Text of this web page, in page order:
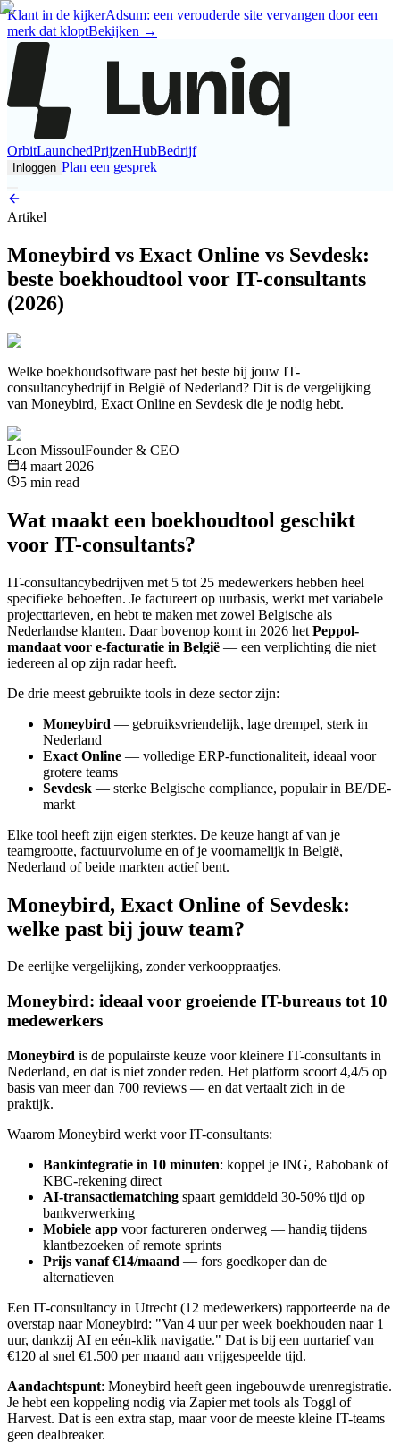
Klant in de kijkerAdsum: een verouderde site vervangen door een
merk dat kloptBekijken →
OrbitLaunchedPrijzenHubBedrijf
Inloggen Plan een gesprek
Artikel
Moneybird vs Exact Online vs Sevdesk:
beste boekhoudtool voor IT-consultants
(2026)
Welke boekhoudsoftware past het beste bij jouw IT-
consultancybedrijf in België of Nederland? Dit is de vergelijking
van Moneybird, Exact Online en Sevdesk die je nodig hebt.
Leon MissoulFounder & CEO
4 maart 2026
5 min read
Wat maakt een boekhoudtool geschikt
voor IT-consultants?
IT-consultancybedrijven met 5 tot 25 medewerkers hebben heel
specifieke behoeften. Je factureert op uurbasis, werkt met variabele
projecttarieven, en hebt te maken met zowel Belgische als
Nederlandse klanten. Daar bovenop komt in 2026 het Peppol-
mandaat voor e-facturatie in België — een verplichting die niet
iedereen al op zijn radar heeft.
De drie meest gebruikte tools in deze sector zijn:
Moneybird — gebruiksvriendelijk, lage drempel, sterk in
Nederland
Exact Online — volledige ERP-functionaliteit, ideaal voor
grotere teams
Sevdesk — sterke Belgische compliance, populair in BE/DE-
markt
Elke tool heeft zijn eigen sterktes. De keuze hangt af van je
teamgrootte, factuurvolume en of je voornamelijk in België,
Nederland of beide markten actief bent.
Moneybird, Exact Online of Sevdesk:
welke past bij jouw team?
De eerlijke vergelijking, zonder verkooppraatjes.
Moneybird: ideaal voor groeiende IT-bureaus tot 10
medewerkers
Moneybird is de populairste keuze voor kleinere IT-consultants in
Nederland, en dat is niet zonder reden. Het platform scoort 4,4/5 op
basis van meer dan 700 reviews — en dat vertaalt zich in de
praktijk.
Waarom Moneybird werkt voor IT-consultants:
Bankintegratie in 10 minuten: koppel je ING, Rabobank of
KBC-rekening direct
AI-transactiematching spaart gemiddeld 30-50% tijd op
bankverwerking
Mobiele app voor factureren onderweg — handig tijdens
klantbezoeken of remote sprints
Prijs vanaf €14/maand — fors goedkoper dan de
alternatieven
Een IT-consultancy in Utrecht (12 medewerkers) rapporteerde na de
overstap naar Moneybird: "Van 4 uur per week boekhouden naar 1
uur, dankzij AI en eén-klik navigatie." Dat is bij een uurtarief van
€120 al snel €1.500 per maand aan vrijgespeelde tijd.
Aandachtspunt: Moneybird heeft geen ingebouwde urenregistratie.
Je hebt een koppeling nodig via Zapier met tools als Toggl of
Harvest. Dat is een extra stap, maar voor de meeste kleine IT-teams
geen dealbreaker.